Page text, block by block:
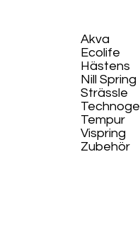
Akva
Ecolife​
Hästens
Nill Spring
Strässle
Technogel
Tempur
Vispring
Zubehör